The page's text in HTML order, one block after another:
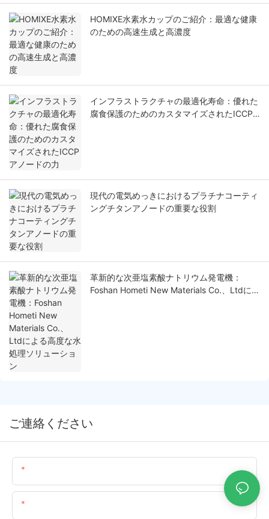
HOMIXE水素水カップのご紹介：最適な健康
のための高速生成と高濃度
インフラストラクチャの最適化寿命：優れた
腐食保護のためのカスタマイズされたICCP
現代の電気めっきにおけるプラチナコーティ
ングチタンアノードの重要な役割
革新的な次亜塩素酸ナトリウム発電機：
Foshan Hometi New Materials Co.、Ltdによ
ご連絡ください